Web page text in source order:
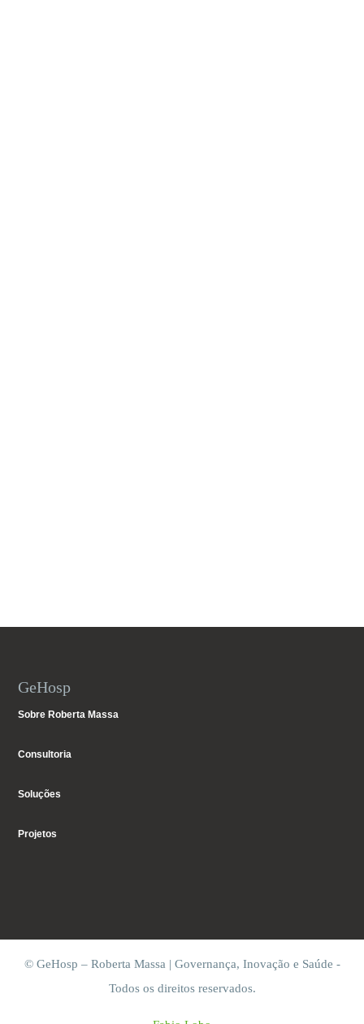
GeHosp
Sobre Roberta Massa
Consultoria
Soluções
Projetos
© GeHosp – Roberta Massa | Governança, Inovação e Saúde -
Todos os direitos reservados.